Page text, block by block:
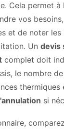
Cela permet à
vos
et de noter
Un devis
complet doit
le nombre
thermiques
si